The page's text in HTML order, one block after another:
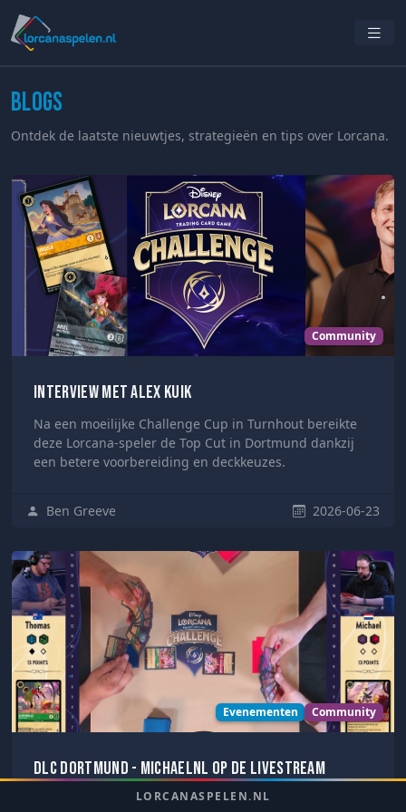
Blogs
Ontdek de laatste nieuwtjes, strategieën en tips over Lorcana.
Community
Interview met Alex Kuik
Na een moeilijke Challenge Cup in Turnhout bereikte
deze Lorcana-speler de Top Cut in Dortmund dankzij
een betere voorbereiding en deckkeuzes.
Ben Greeve 2026-06-23
Evenementen Community
DLC Dortmund - MichaelNL op de livestream
In deze blog vertelt Michael, beter bekend als
LORCANASPELEN.NL